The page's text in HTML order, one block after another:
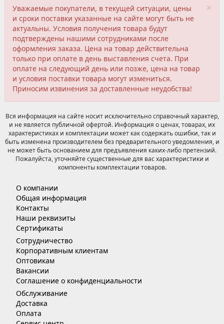
×
Уважаемые покупатели, в текущей ситуации, цены
и сроки поставки указанные на сайте могут быть не
актуальны. Условия получения товара будут
подтверждены нашими сотрудниками после
оформления заказа. Цена на товар действительна
только при оплате в день выставления счета. При
оплате на следующий день или позже, цена на товар
и условия поставки товара могут измениться.
Приносим извинения за доставленные неудобства!
Вся информация на сайте носит исключительно справочный характер,
и не является публичной офертой. Информация о ценах, товарах, их
характеристиках и комплектации может как содержать ошибки, так и
быть изменена производителем без предварительного уведомления, и
не может быть основанием для предъявления каких-либо претензий.
Пожалуйста, уточняйте существенные для вас характеристики и
компоненты комплектации товаров.
О компании
Общая информация
Контакты
Наши реквизиты
Сертификаты
Сотрудничество
Корпоративным клиентам
Оптовикам
Вакансии
Соглашение о конфиденциальности
Обслуживание
Доставка
Оплата